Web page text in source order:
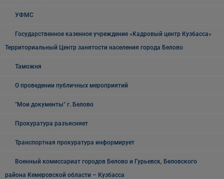
УФМС
Государственное казенное учреждение «Кадровый центр Кузбасса»
Территориальный Центр занятости населения города Белово
Таможня
О проведении публичных мероприятий
"Мои документы" г. Белово
Прокуратура разъясняет
Транспортная прокуратура информирует
Военный комиссариат городов Белово и Гурьевск, Беловского
района Кемеровской области – Кузбасса